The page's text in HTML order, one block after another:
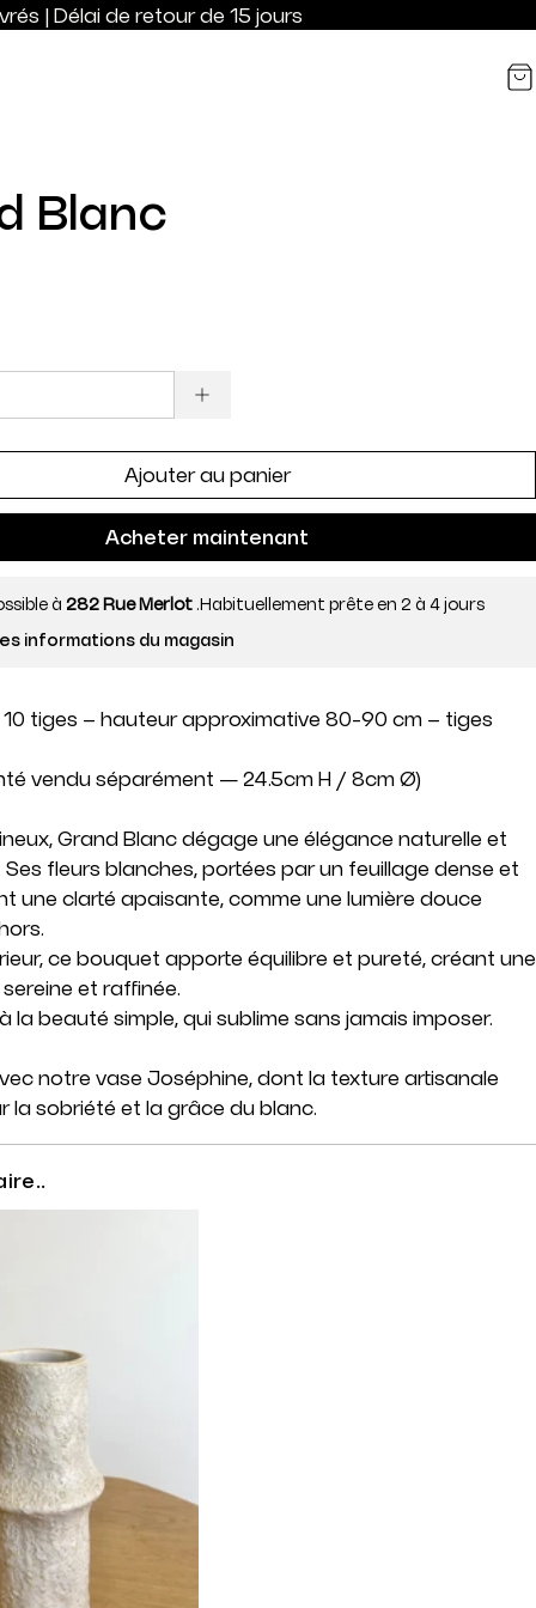
| Délai de retour de 15 jours
Blanc
Ajouter au panier
Acheter maintenant
à 282 Rue Merlot.Habituellement prête en 2 à 4 jours
informations du magasin
tiges – hauteur approximative 80-90 cm – tiges
vendu séparément — 24.5cm H / 8cm Ø)
Grand Blanc dégage une élégance naturelle et
Ses fleurs blanches, portées par un feuillage dense et
une clarté apaisante, comme une lumière douce
ce bouquet apporte équilibre et pureté, créant une
et raffinée.
la beauté simple, qui sublime sans jamais imposer.
notre vase Joséphine, dont la texture artisanale
la sobriété et la grâce du blanc.